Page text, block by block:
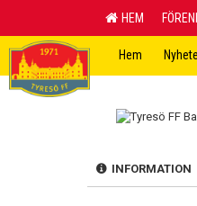
HEM
Hem
INFORMATION